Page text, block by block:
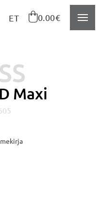
ET 0.00€
Maxi